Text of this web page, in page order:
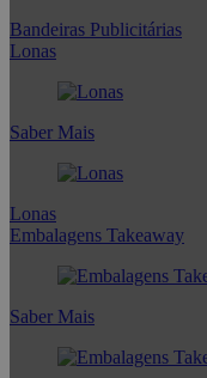
Bandeiras Publicitárias
Lonas
Saber Mais
Lonas
Embalagens Takeaway
Saber Mais